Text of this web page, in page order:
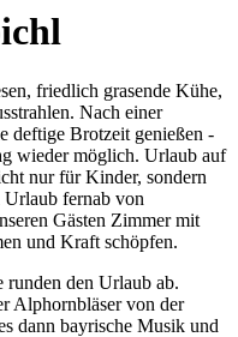
friedlich grasende Kühe,
Nach einer
deftige Brotzeit genießen -
wieder möglich. Urlaub auf
nur für Kinder, sondern
Urlaub fernab von
Gästen Zimmer mit
und Kraft schöpfen.
runden den Urlaub ab.
Alphornbläser von der
dann bayrische Musik und